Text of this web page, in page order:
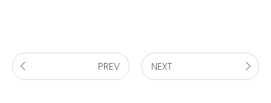
PREV NEXT